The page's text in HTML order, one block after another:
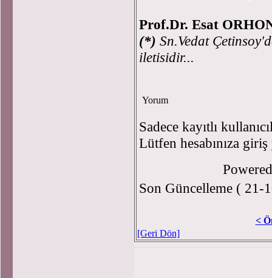
Prof.Dr. Esat
(*) Sn.Vedat
iletisidir...
Yorum
Sadece kayıtlı
Lütfen hesabınıza
Son Güncelleme ( 21-
<
[Geri Dön]